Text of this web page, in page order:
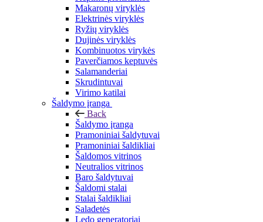
Makaronų viryklės
Elektrinės viryklės
Ryžių viryklės
Dujinės viryklės
Kombinuotos virykės
Paverčiamos keptuvės
Salamanderiai
Skrudintuvai
Virimo katilai
Šaldymo įranga
Back
Šaldymo įranga
Pramoniniai šaldytuvai
Pramoniniai šaldikliai
Šaldomos vitrinos
Neutralios vitrinos
Baro šaldytuvai
Šaldomi stalai
Stalai šaldikliai
Saladetės
Ledo generatoriai